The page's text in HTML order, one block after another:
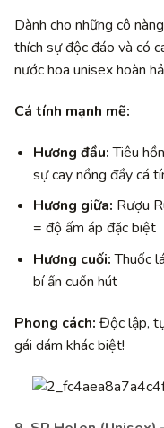
Dành cho những cô
thích sự độc đáo và có
nước hoa unisex hoàn
Cá tính mạnh mẽ:
Hương đầu:Tiêu
sự cay nồng đầy cá
Hương giữa: Rượu
= độ ấm áp đặc biệt
Hương cuối:Thuốc
bí ẩn cuốn hút
Phong cách: Độc lập,
gái dám khác biệt!